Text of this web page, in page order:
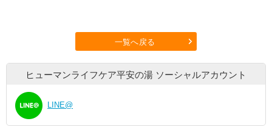
一覧へ戻る
ヒューマンライフケア平安の湯 ソーシャルアカウント
LINE@